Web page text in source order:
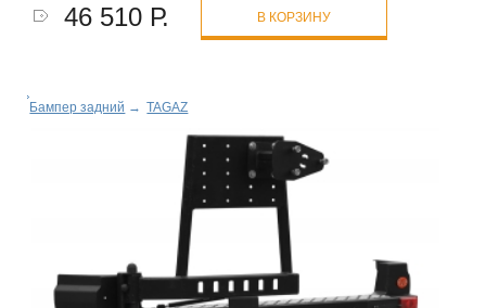
46 510 Р. В КОРЗИНУ
Бампер задний → TAGAZ